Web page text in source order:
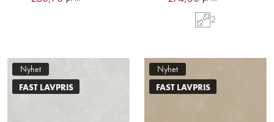
2
Nyhet
FAST LAVPRIS
Nyhet
FAST LAVPRIS